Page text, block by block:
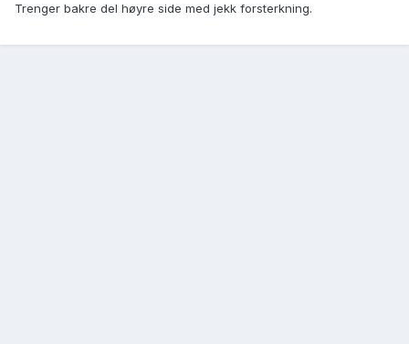
Trenger bakre del høyre side med jekk forsterkning.